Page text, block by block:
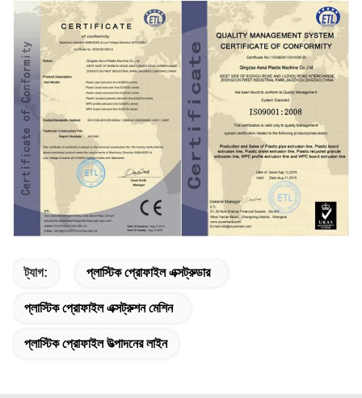
ট্যাগ: প্লাস্টিক প্রোফাইল এক্সট্রুডার
প্লাস্টিক প্রোফাইল এক্সট্রুশন মেশিন
প্লাস্টিক প্রোফাইল উত্পাদনের লাইন